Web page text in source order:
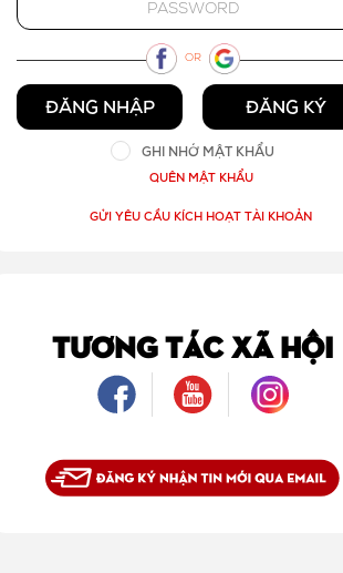
OR
ĐĂNG NHẬP ĐĂNG KÝ
GHI NHỚ MẬT KHẨU
QUÊN MẬT KHẨU
GỬI YÊU CẦU KÍCH HOẠT TÀI KHOẢN
TƯƠNG TÁC XÃ HỘI